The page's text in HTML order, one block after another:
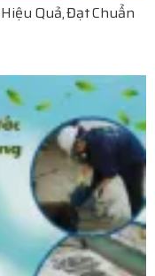
Quả, Đạt Chuẩn